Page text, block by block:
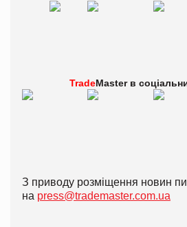
TradeMaster в
З приводу розміщення новин
на press@trademaster.com.ua